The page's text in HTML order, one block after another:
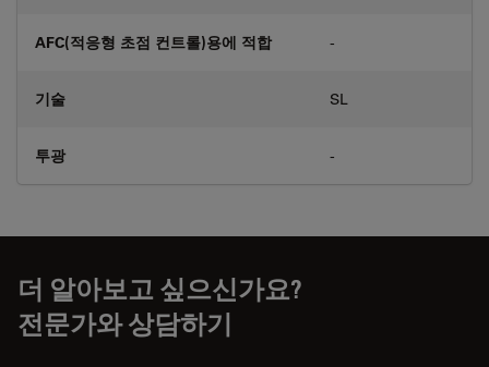
AFC(적응형 초점 컨트롤)용에 적합 -
기술 SL
투광 -
더 알아보고 싶으신가요?
전문가와 상담하기